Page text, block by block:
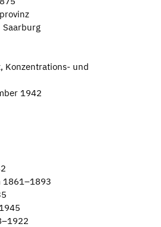
Konzentrations- und
1942
1861–1893